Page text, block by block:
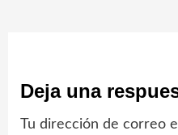
Deja una
Tu dirección de correo